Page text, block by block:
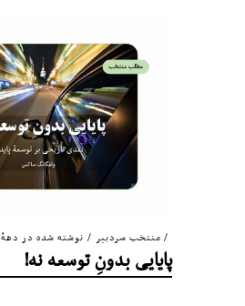
منتخب سردبیر / نوشته شده در دههٔ ۱۹۹۰
پایایی بدونِ توسعه نه!